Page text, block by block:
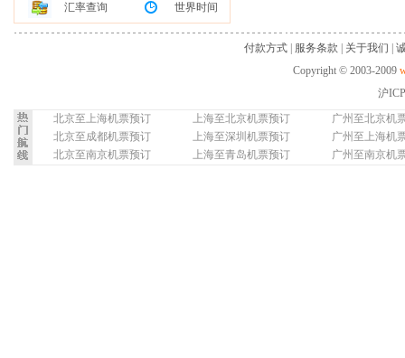
汇率查询 世界时间
付款方式 服务条款 关于我们
Copyright © 2003-2009
沪
北京至上海机票预订
上海至北京机票预订
广州至北京机
北京至成都机票预订
上海至深圳机票预订
广州至上海机
北京至南京机票预订
上海至青岛机票预订 广州至南京机